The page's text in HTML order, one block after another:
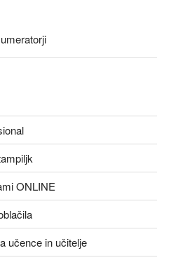
ONLINE
učence in učitelje